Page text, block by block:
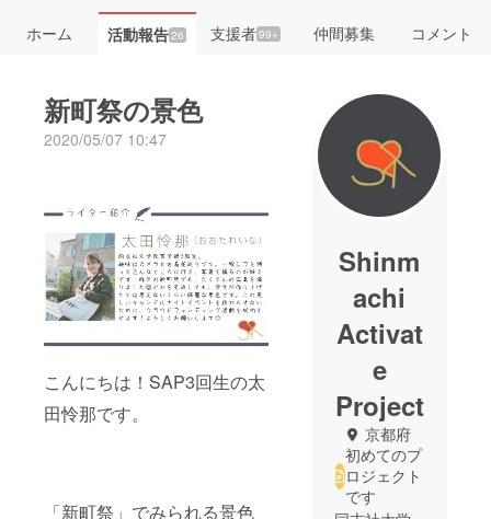
ホーム 活動報告26 支援者99+ 仲間募集 コメント
新町祭の景色
2020/05/07 10:47
こんにちは！SAP3回生の太
田怜那です。
「新町祭」でみられる景色
Shinm
achi
Activat
e
Project
京都府
初めてのプ
ロジェクト
です